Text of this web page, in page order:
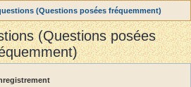
(Questions posées fréquemment)
(Questions posées